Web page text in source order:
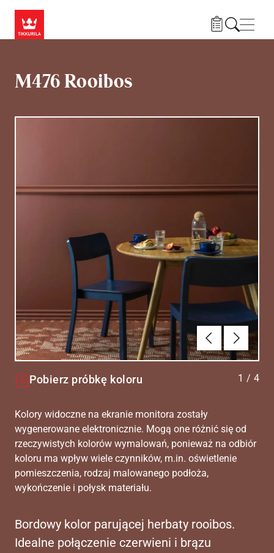
M476 Rooibos
Poprzednie
Dalej
Pobierz próbkę koloru 1 / 4
Kolory widoczne na ekranie monitora zostały
wygenerowane elektronicznie. Mogą one różnić się od
rzeczywistych kolorów wymalowań, ponieważ na odbiór
koloru ma wpływ wiele czynników, m.in. oświetlenie
pomieszczenia, rodzaj malowanego podłoża,
wykończenie i połysk materiału.
Bordowy kolor parującej herbaty rooibos.
Idealne połączenie czerwieni i brązu